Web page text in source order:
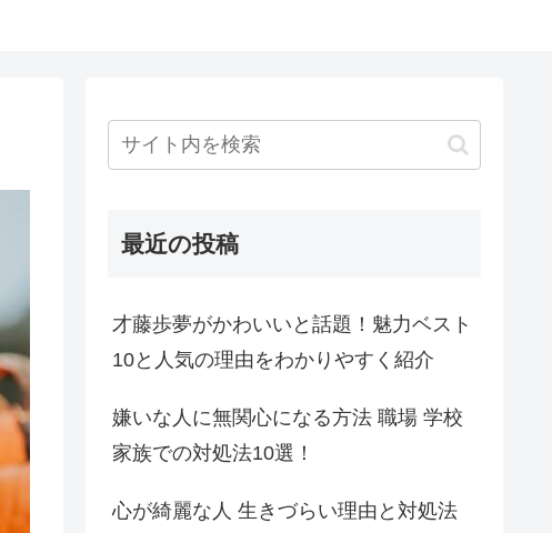
最近の投稿
才藤歩夢がかわいいと話題！魅力ベスト
10と人気の理由をわかりやすく紹介
嫌いな人に無関心になる方法 職場 学校
家族での対処法10選！
心が綺麗な人 生きづらい理由と対処法